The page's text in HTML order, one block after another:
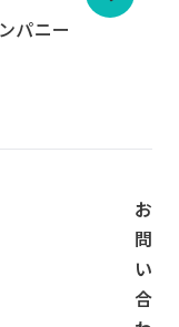
パニー
お
問
い
合